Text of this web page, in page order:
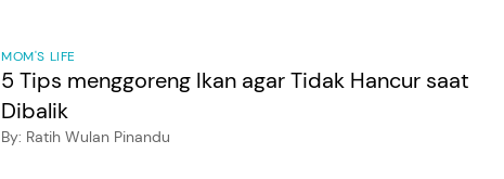
MOM'S LIFE
5 Tips menggoreng Ikan agar Tidak Hancur saat
Dibalik
By: Ratih Wulan Pinandu